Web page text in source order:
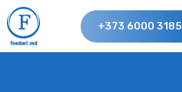
+373 6000 3185